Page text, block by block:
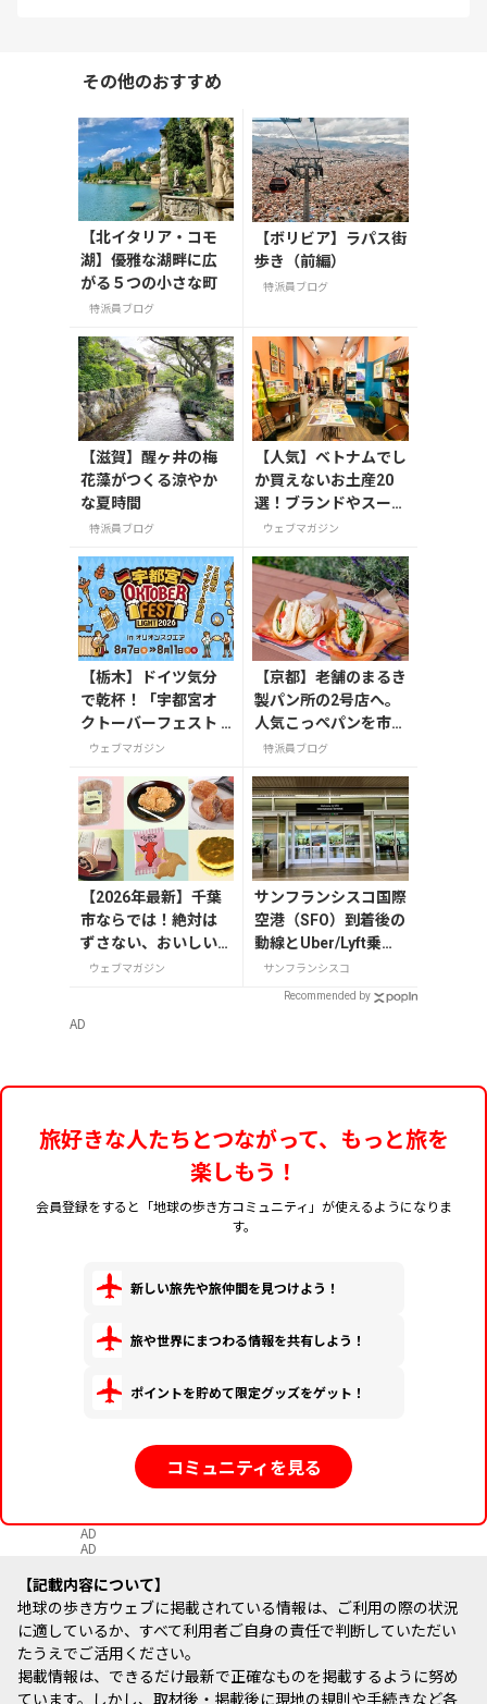
その他のおすすめ
【北イタリア・コモ
湖】優雅な湖畔に広
がる５つの小さな町
特派員ブログ
【ボリビア】ラパス街
歩き（前編）
特派員ブログ
【滋賀】醒ヶ井の梅
花藻がつくる涼やか
な夏時間
特派員ブログ
【人気】ベトナムでし
か買えないお土産20
選！ブランドやスーパ
ーのお菓子や雑貨まで
ウェブマガジン
【栃木】ドイツ気分
で乾杯！「宇都宮オ
クトーバーフェスト L
ight 2026」が8月7日
ウェブマガジン
【京都】老舗のまるき
製パン所の2号店へ。
人気こっぺパンを市役
所で味わう
特派員ブログ
【2026年最新】千葉
市ならでは！絶対は
ずさない、おいしい
お土産10選
ウェブマガジン
サンフランシスコ国際
空港（SFO）到着後の
動線とUber/Lyft乗り
場ガイド【2025年
サンフランシスコ
Recommended by
AD
旅好きな人たちとつながって、もっと旅を
楽しもう！
会員登録をすると「地球の歩き方コミュニティ」が使えるようになりま
す。
新しい旅先や旅仲間を見つけよう！
旅や世界にまつわる情報を共有しよう！
ポイントを貯めて限定グッズをゲット！
コミュニティを見る
AD
AD
記載内容について
地球の歩き方ウェブに掲載されている情報は、ご利用の際の状況
に適しているか、すべて利用者ご自身の責任で判断していただい
たうえでご活用ください。
掲載情報は、できるだけ最新で正確なものを掲載するように努め
ています。しかし、取材後・掲載後に現地の規則や手続きなど各